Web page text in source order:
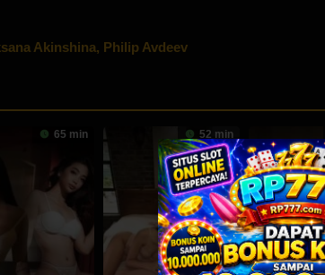
Akinshina, Philip Avdeev
65 min 52 min